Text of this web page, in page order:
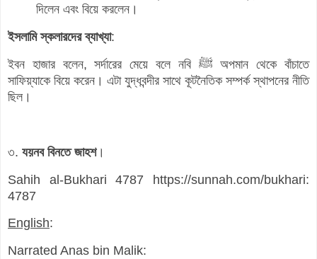
দিলেন এবং বিয়ে করলেন।
ইসলামি স্কলারদের ব্যাখ্যা:
ইবন হাজার বলেন, সর্দারের মেয়ে বলে নবি ﷺ অপমান থেকে বাঁচাতে
সাফিয়্যাকে বিয়ে করেন। এটা যুদ্ধবন্দীর সাথে কূটনৈতিক সম্পর্ক স্থাপনের নীতি
ছিল।
৩. যয়নব বিনতে জাহশ।
Sahih al-Bukhari 4787 https://sunnah.com/bukhari:
4787
English:
Narrated Anas bin Malik: